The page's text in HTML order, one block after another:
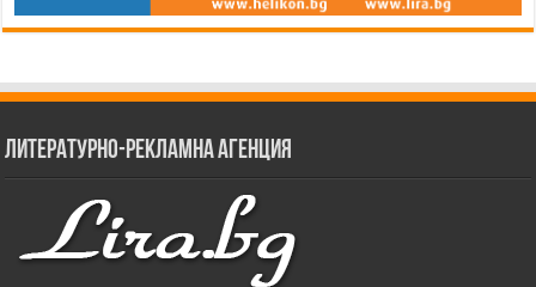
Литературно-рекламна агенция